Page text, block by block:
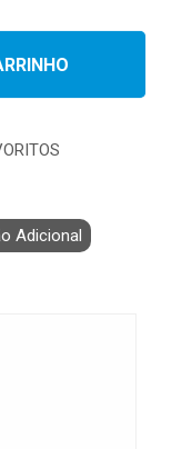
Adicional